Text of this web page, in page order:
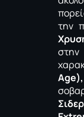
την